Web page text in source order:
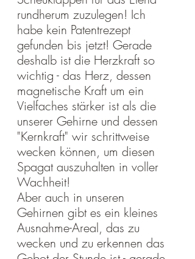
rundherum zuzulegen! Ich
habe kein Patentrezept
gefunden bis jetzt! Gerade
deshalb ist die Herzkraft so
wichtig - das Herz, dessen
magnetische Kraft um ein
Vielfaches stärker ist als die
unserer Gehirne und dessen
"Kernkraft" wir schrittweise
wecken können, um diesen
Spagat auszuhalten in voller
Wachheit!
Aber auch in unseren
Gehirnen gibt es ein kleines
Ausnahme-Areal, das zu
wecken und zu erkennen das